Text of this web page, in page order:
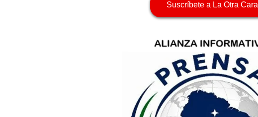
Suscríbete a La Otra Cara